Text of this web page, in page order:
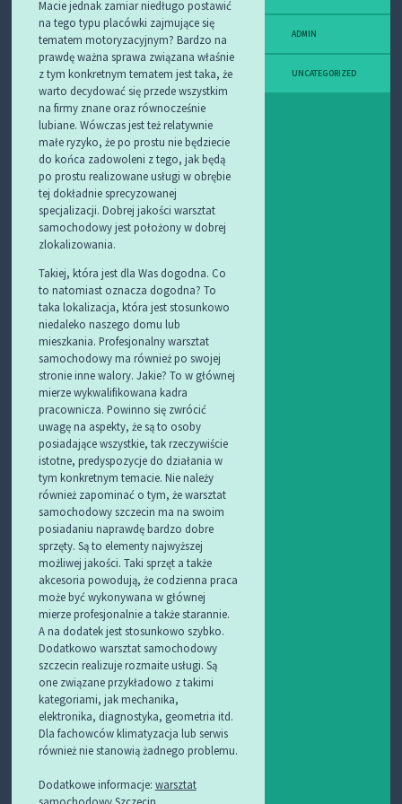
Macie jednak zamiar niedługo postawić
na tego typu placówki zajmujące się
tematem motoryzacyjnym? Bardzo na
prawdę ważna sprawa związana właśnie
z tym konkretnym tematem jest taka, że
warto decydować się przede wszystkim
na firmy znane oraz równocześnie
lubiane. Wówczas jest też relatywnie
małe ryzyko, że po prostu nie będziecie
do końca zadowoleni z tego, jak będą
po prostu realizowane usługi w obrębie
tej dokładnie sprecyzowanej
specjalizacji. Dobrej jakości warsztat
samochodowy jest położony w dobrej
zlokalizowania.
Takiej, która jest dla Was dogodna. Co
to natomiast oznacza dogodna? To
taka lokalizacja, która jest stosunkowo
niedaleko naszego domu lub
mieszkania. Profesjonalny warsztat
samochodowy ma również po swojej
stronie inne walory. Jakie? To w głównej
mierze wykwalifikowana kadra
pracownicza. Powinno się zwrócić
uwagę na aspekty, że są to osoby
posiadające wszystkie, tak rzeczywiście
istotne, predyspozycje do działania w
tym konkretnym temacie. Nie należy
również zapominać o tym, że warsztat
samochodowy szczecin ma na swoim
posiadaniu naprawdę bardzo dobre
sprzęty. Są to elementy najwyższej
możliwej jakości. Taki sprzęt a także
akcesoria powodują, że codzienna praca
może być wykonywana w głównej
mierze profesjonalnie a także starannie.
A na dodatek jest stosunkowo szybko.
Dodatkowo warsztat samochodowy
szczecin realizuje rozmaite usługi. Są
one związane przykładowo z takimi
kategoriami, jak mechanika,
elektronika, diagnostyka, geometria itd.
Dla fachowców klimatyzacja lub serwis
również nie stanowią żadnego problemu.
Dodatkowe informacje: warsztat
samochodowy Szczecin
ADMIN
UNCATEGORIZED